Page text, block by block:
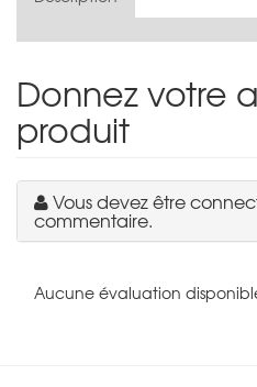
Donnez votre
produit
Vous devez être
commentaire.
Aucune évaluation